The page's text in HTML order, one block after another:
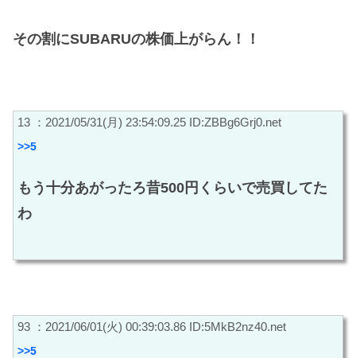
その割にSUBARUの株価上がらん！！
13 ：2021/05/31(月) 23:54:09.25 ID:ZBBg6Grj0.net
>>5
もう十分あがったろ昔500円くらいで売買してた
わ
93 ：2021/06/01(火) 00:39:03.86 ID:5MkB2nz40.net
>>5